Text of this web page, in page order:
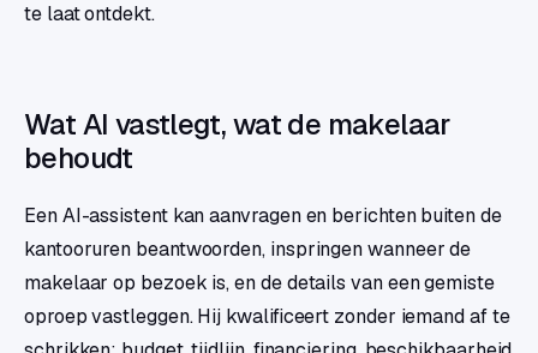
te laat ontdekt.
Wat AI vastlegt, wat de makelaar
behoudt
Een AI-assistent kan aanvragen en berichten buiten de
kantooruren beantwoorden, inspringen wanneer de
makelaar op bezoek is, en de details van een gemiste
oproep vastleggen. Hij kwalificeert zonder iemand af te